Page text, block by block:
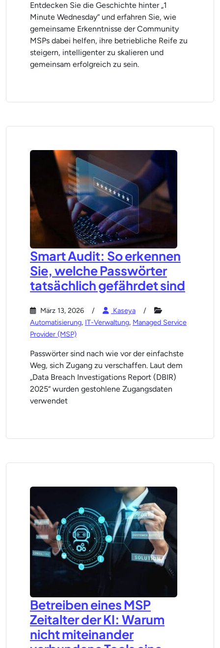
Entdecken Sie die Geschichte hinter „1
Minute Wednesday“ und erfahren Sie, wie
gemeinsame Erkenntnisse der Community
MSPs dabei helfen, ihre betriebliche Reife zu
steigern, intelligenter zu skalieren und
gemeinsam erfolgreich zu sein.
Smart Audit: So erkennen
Sie, welche Passwörter
tatsächlich gefährdet sind
März 13, 2026
Kaseya
Automatisierung, IT-Verwaltung, Managed Service
Provider (MSP)
Passwörter sind nach wie vor der einfachste
Weg, sich Zugang zu verschaffen. Laut dem
„Data Breach Investigations Report (DBIR)
2025“ wurden gestohlene Zugangsdaten
verwendet
Betreiben eines MSP
Zeitalter der KI: Warum
nicht miteinander